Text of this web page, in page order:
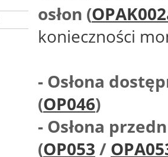
osłon (
konieczności
- Osłona
(OP046)
- Osłona
(OP053 /